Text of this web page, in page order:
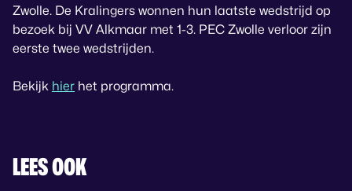
Zwolle. De Kralingers wonnen hun laatste wedstrijd op
bezoek bij VV Alkmaar met 1-3. PEC Zwolle verloor zijn
eerste twee wedstrijden.
Bekijk hier het programma.
LEES OOK